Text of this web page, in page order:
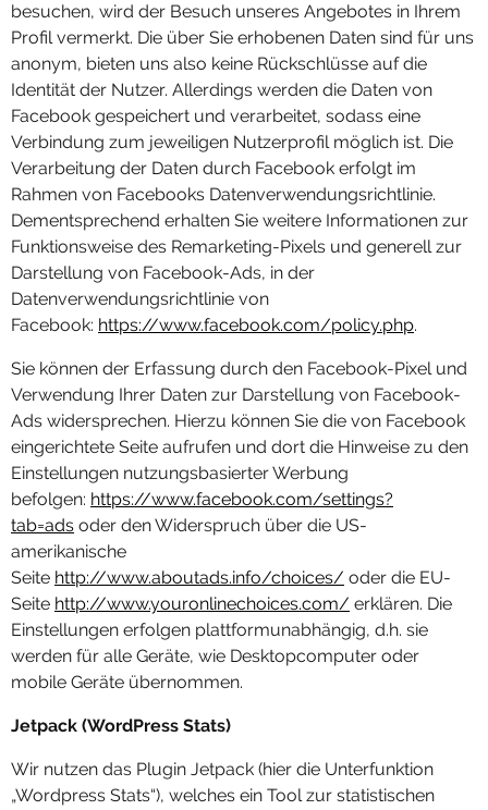
besuchen, wird der Besuch unseres Angebotes in Ihrem
Profil vermerkt. Die über Sie erhobenen Daten sind für uns
anonym, bieten uns also keine Rückschlüsse auf die
Identität der Nutzer. Allerdings werden die Daten von
Facebook gespeichert und verarbeitet, sodass eine
Verbindung zum jeweiligen Nutzerprofil möglich ist. Die
Verarbeitung der Daten durch Facebook erfolgt im
Rahmen von Facebooks Datenverwendungsrichtlinie.
Dementsprechend erhalten Sie weitere Informationen zur
Funktionsweise des Remarketing-Pixels und generell zur
Darstellung von Facebook-Ads, in der
Datenverwendungsrichtlinie von
Facebook: https://www.facebook.com/policy.php.
Sie können der Erfassung durch den Facebook-Pixel und
Verwendung Ihrer Daten zur Darstellung von Facebook-
Ads widersprechen. Hierzu können Sie die von Facebook
eingerichtete Seite aufrufen und dort die Hinweise zu den
Einstellungen nutzungsbasierter Werbung
befolgen: https://www.facebook.com/settings?
tab=ads oder den Widerspruch über die US-
amerikanische
Seite http://www.aboutads.info/choices/ oder die EU-
Seite http://www.youronlinechoices.com/ erklären. Die
Einstellungen erfolgen plattformunabhängig, d.h. sie
werden für alle Geräte, wie Desktopcomputer oder
mobile Geräte übernommen.
Jetpack (WordPress Stats)
Wir nutzen das Plugin Jetpack (hier die Unterfunktion
„Wordpress Stats“), welches ein Tool zur statistischen